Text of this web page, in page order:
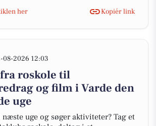
her
Kopiér link
08-2026 12:03
roskole til
og film i Varde den
uge
næste uge og søger aktiviteter? Tag et